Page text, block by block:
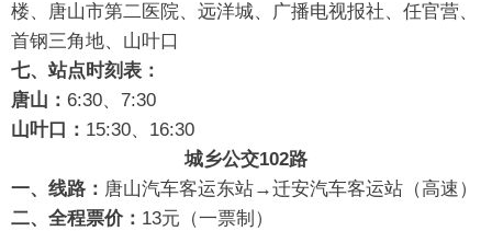
楼、唐山市第二医院、远洋城、广播电视报社、任官营、
首钢三角地、山叶口
七、站点时刻表：
唐山： 6:30、7:30
山叶口： 15:30、16:30
城乡公交102路
一、线路： 唐山汽车客运东站→迁安汽车客运站（高速）
二、全程票价： 13元（一票制）